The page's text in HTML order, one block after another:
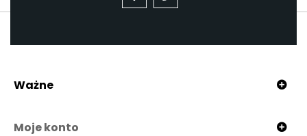
Ważne
Moje konto